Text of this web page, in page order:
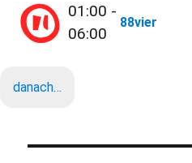
01:00 -
06:00
88vier
danach…